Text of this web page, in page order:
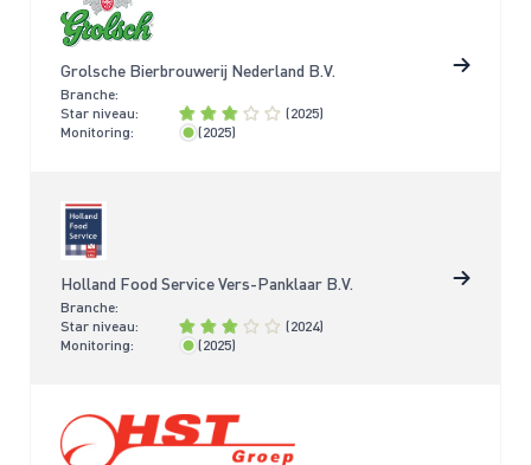
Grolsche Bierbrouwerij Nederland B.V.
Branche:
Star niveau:
(2025)
Monitoring:
< 2 jaar
(2025)
Holland Food Service Vers-Panklaar B.V.
Branche:
Star niveau:
(2024)
Monitoring:
< 2 jaar
(2025)